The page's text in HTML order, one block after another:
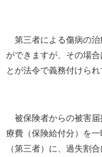
第三者による傷病の治
ができますが、その場合
とが法令で義務付けられ
被保険者からの被害届
療費（保険給付分）を
（第三者）に、過失割